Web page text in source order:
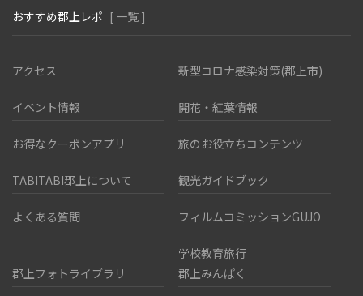
おすすめ郡上レポ [ 一覧 ]
アクセス 新型コロナ感染対策(郡上市)
イベント情報 開花・紅葉情報
お得なクーポンアプリ 旅のお役立ちコンテンツ
TABITABI郡上について 観光ガイドブック
よくある質問 フィルムコミッションGUJO
郡上フォトライブラリ
学校教育旅行
郡上みんぱく